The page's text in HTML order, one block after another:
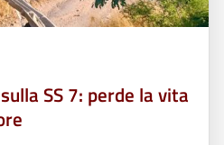
SS 7: perde la vita